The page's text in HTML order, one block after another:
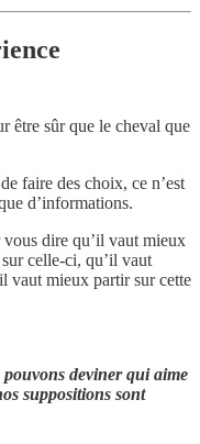
être sûr que le cheval que
faire des choix, ce n’est
d’informations.
vous dire qu’il vaut mieux
celle-ci, qu’il vaut
vaut mieux partir sur cette
deviner qui aime
suppositions sont